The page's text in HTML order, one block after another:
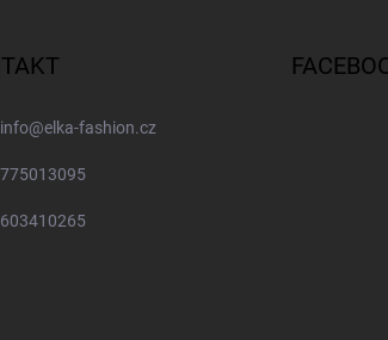
info@elka-fashion.cz
775013095
603410265